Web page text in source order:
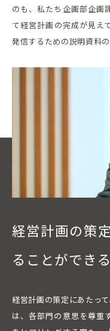
のも、私たち企画部企画
て経営計画の完成が見え
発信するための説明資料
経営計画の策定
ることができる
経営計画の策定にあたっ
は、各部門の意思を尊重